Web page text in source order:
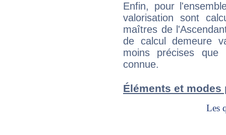
Enfin, pour
valorisation sont
maîtres de
de calcul demeure
moins précises que
connue.
Éléments et modes